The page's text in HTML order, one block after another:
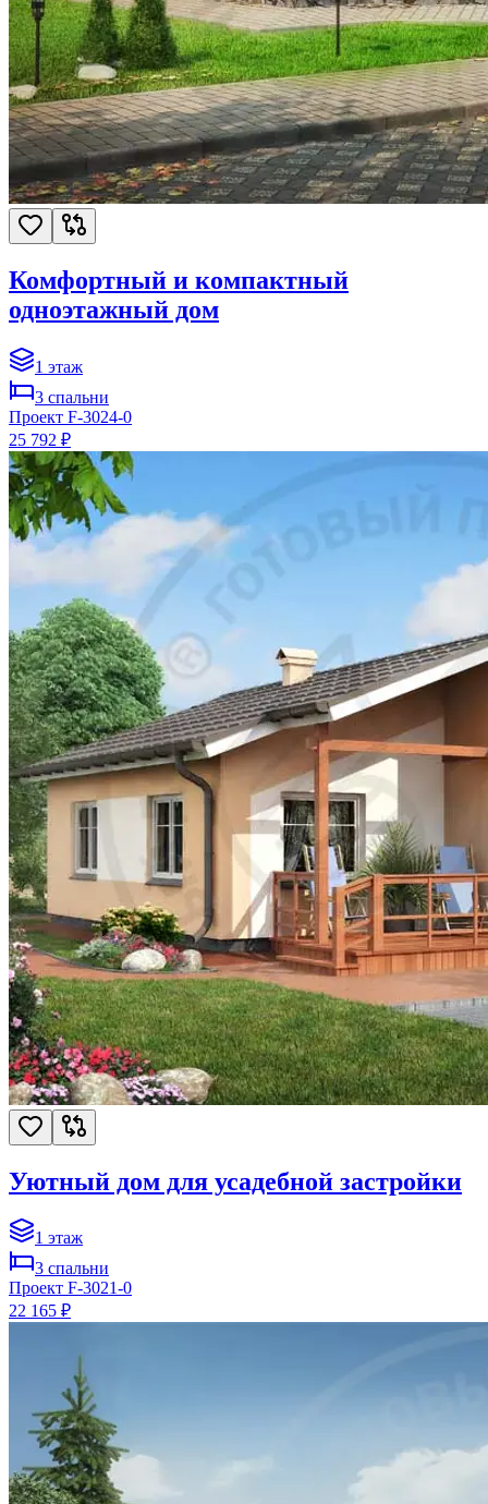
Комфортный и компактный
одноэтажный дом
1 этаж
3 спальни
Проект F-3024-0
25 792 ₽
Уютный дом для усадебной застройки
1 этаж
3 спальни
Проект F-3021-0
22 165 ₽